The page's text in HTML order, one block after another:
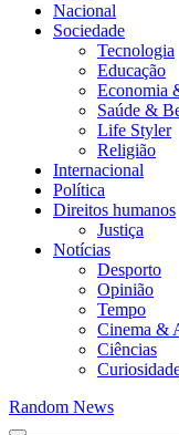
Nacional
Sociedade
Tecnologia
Educação
Economia
Saúde &
Life Styler
Religião
Internacional
Política
Direitos humanos
Justiça
Notícias
Desporto
Opinião
Tempo
Cinema &
Ciências
Random News